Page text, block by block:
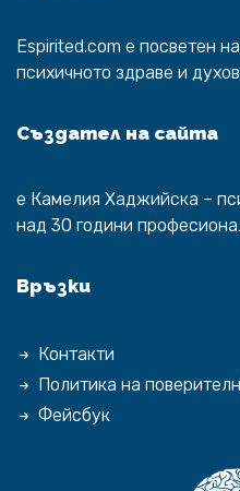
Espirited.com e посветен
психичното здраве и
Създател на сайта
е Камелия Хаджийска –
над 30 години
Връзки
Контакти
Политика на
Фейсбук